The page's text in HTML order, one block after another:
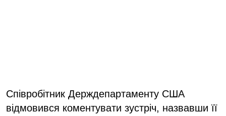
Співробітник Держдепартаменту США
відмовився коментувати зустріч, назвавши її